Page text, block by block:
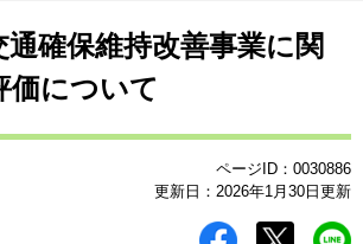
通確保維持改善事業に関
価について
ページID：0030886
更新日：2026年1月30日更新